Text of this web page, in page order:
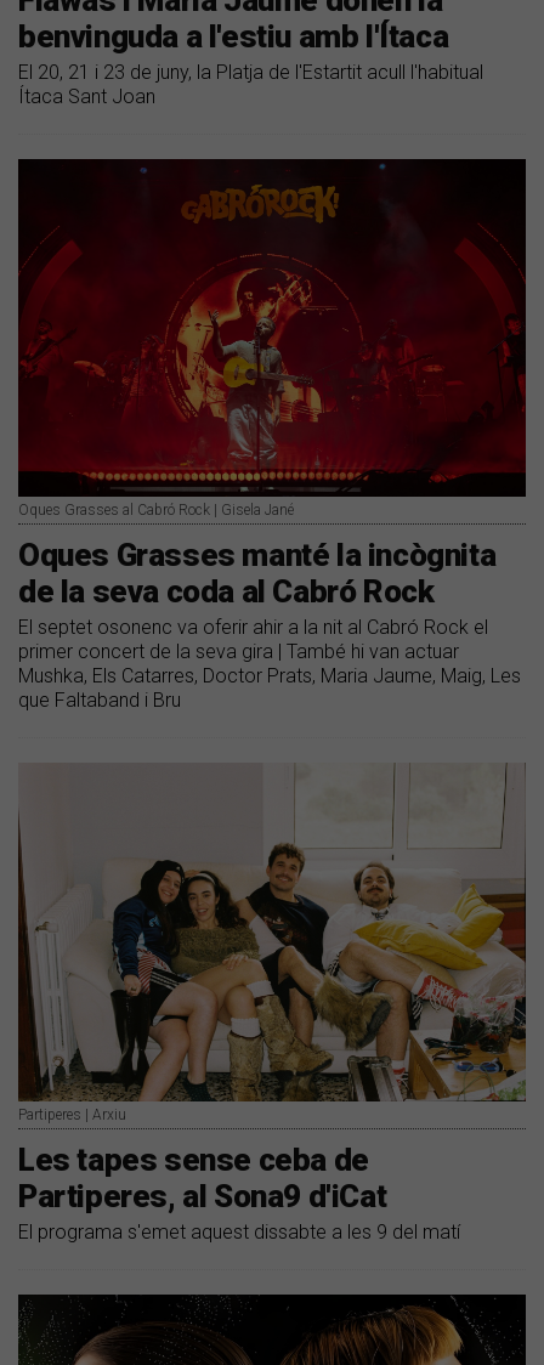
benvinguda a l'estiu amb l'Ítaca
El 20, 21 i 23 de juny, la Platja de l'Estartit acull l'habitual
Ítaca Sant Joan
Oques Grasses al Cabró Rock | Gisela Jané
Oques Grasses manté la incògnita
de la seva coda al Cabró Rock
El septet osonenc va oferir ahir a la nit al Cabró Rock el
primer concert de la seva gira | També hi van actuar
Mushka, Els Catarres, Doctor Prats, Maria Jaume, Maig, Les
que Faltaband i Bru
Partiperes | Arxiu
Les tapes sense ceba de
Partiperes, al Sona9 d'iCat
El programa s'emet aquest dissabte a les 9 del matí